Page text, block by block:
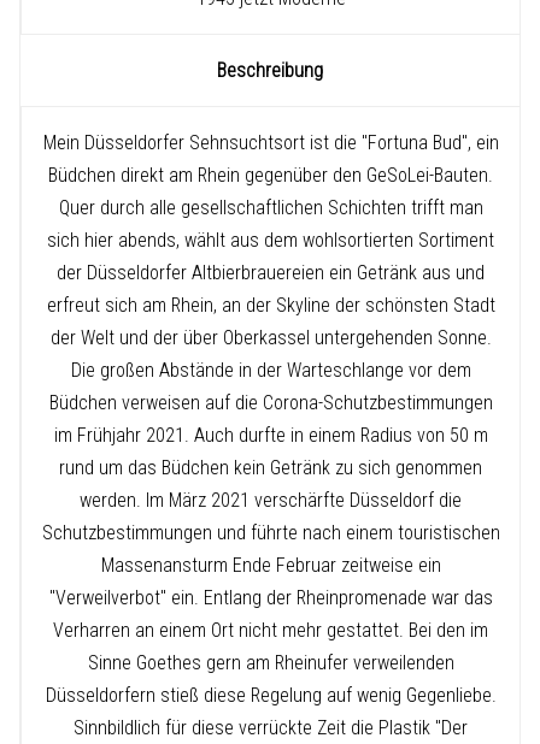
Beschreibung
Mein Düsseldorfer Sehnsuchtsort ist die "Fortuna Bud", ein
Büdchen direkt am Rhein gegenüber den GeSoLei-Bauten.
Quer durch alle gesellschaftlichen Schichten trifft man
sich hier abends, wählt aus dem wohlsortierten Sortiment
der Düsseldorfer Altbierbrauereien ein Getränk aus und
erfreut sich am Rhein, an der Skyline der schönsten Stadt
der Welt und der über Oberkassel untergehenden Sonne.
Die großen Abstände in der Warteschlange vor dem
Büdchen verweisen auf die Corona-Schutzbestimmungen
im Frühjahr 2021. Auch durfte in einem Radius von 50 m
rund um das Büdchen kein Getränk zu sich genommen
werden. Im März 2021 verschärfte Düsseldorf die
Schutzbestimmungen und führte nach einem touristischen
Massenansturm Ende Februar zeitweise ein
"Verweilverbot" ein. Entlang der Rheinpromenade war das
Verharren an einem Ort nicht mehr gestattet. Bei den im
Sinne Goethes gern am Rheinufer verweilenden
Düsseldorfern stieß diese Regelung auf wenig Gegenliebe.
Sinnbildlich für diese verrückte Zeit die Plastik "Der